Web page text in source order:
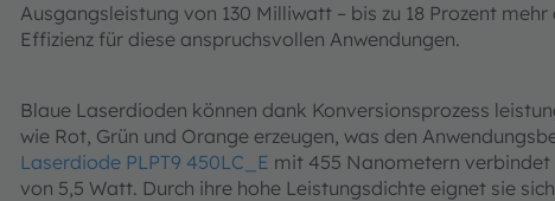
Ausgangsleistung von 130 Milliwatt – bis zu 18 Prozent
Effizienz für diese anspruchsvollen Anwendungen.
Blaue Laserdioden können dank Konversionsprozess
wie Rot, Grün und Orange erzeugen, was den
Laserdiode PLPT9 450LC_E mit 455 Nanometern
von 5,5 Watt. Durch ihre hohe Leistungsdichte eignet sie